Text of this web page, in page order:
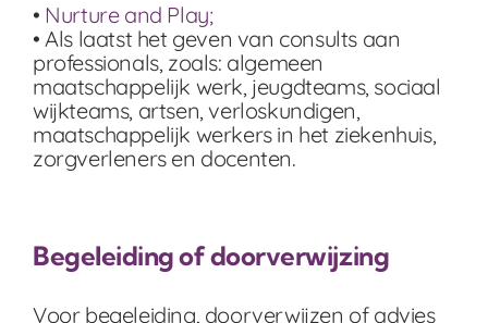
• Nurture and Play;
• Als laatst het geven van consults aan
professionals, zoals: algemeen
maatschappelijk werk, jeugdteams, sociaal
wijkteams, artsen, verloskundigen,
maatschappelijk werkers in het ziekenhuis,
zorgverleners en docenten.
Begeleiding of doorverwijzing
Voor begeleiding, doorverwijzen of advies